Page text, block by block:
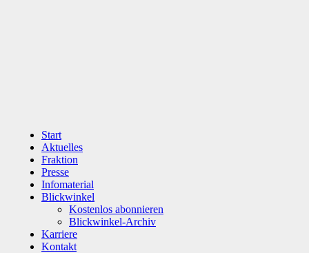
Start
Aktuelles
Fraktion
Presse
Infomaterial
Blickwinkel
Kostenlos abonnieren
Blickwinkel-Archiv
Karriere
Kontakt